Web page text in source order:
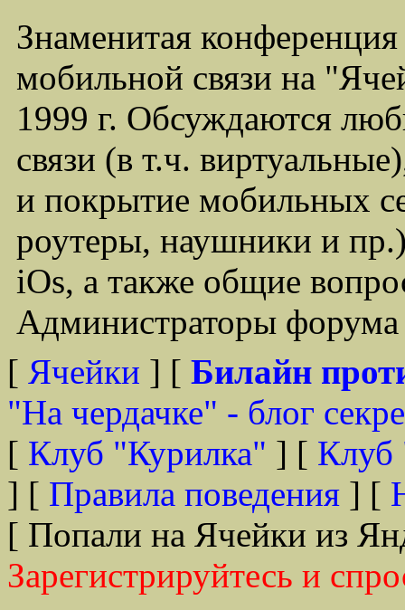
Знаменитая
мобильной связи на
1999 г. Обсуждаются
связи (в т.ч.
и покрытие мобильных
роутеры, наушники и
iOs, а также общие
Администраторы
[ Ячейки ] [ Билайн
"На чердачке" - блог
[ Клуб "Курилка" ] [ Клуб
] [ Правила поведения ] [
[ Попали на Ячейки из
Зарегистрируйтесь и